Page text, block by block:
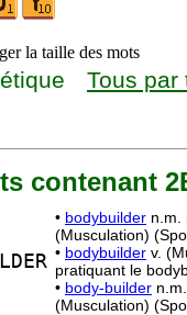
la taille des mots
Tous par
contenant
LDER
• bodybuilder n.m.
(Musculation)
• bodybuilder v.
pratiquant le
• body-builder
(Musculation)